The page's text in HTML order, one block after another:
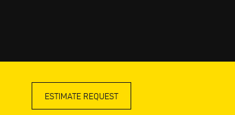
ESTIMATE REQUEST